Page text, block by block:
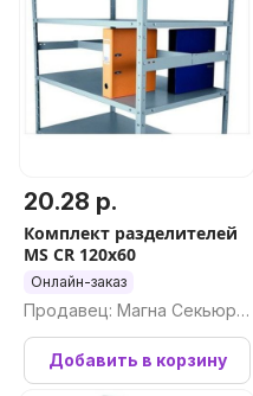
20.28 р.
Комплект разделителей
MS CR 120x60
Онлайн-заказ
Продавец: Магна Секьюри
ти ООО
Добавить в корзину